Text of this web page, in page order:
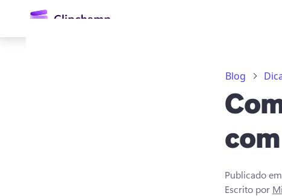
conteúdo
Blog
Publicado em
Escrito por